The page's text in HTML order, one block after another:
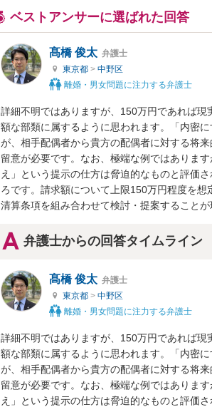
ベストアンサーに選ばれた回答
髙橋 俊太 弁護士
東京都 > 中野区
離婚・男女問題に注力する弁護士
詳細不明ではありますが、150万円であれば
額な部類に属するように思われます。「内密
が、相手配偶者から貴方の配偶者に対する将
留意が必要です。なお、極端な例ではありま
え」という提示の仕方は脅迫的なものと評価
ろです。請求額について上限150万円程度を想
清算条項を組み合わせて検討・提案することが
弁護士からの回答タイムライン
髙橋 俊太 弁護士
東京都 > 中野区
離婚・男女問題に注力する弁護士
詳細不明ではありますが、150万円であれば
額な部類に属するように思われます。「内密
が、相手配偶者から貴方の配偶者に対する将
留意が必要です。なお、極端な例ではありま
え」という提示の仕方は脅迫的なものと評価